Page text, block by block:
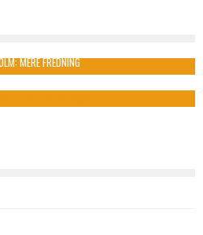
MERE FREDNING